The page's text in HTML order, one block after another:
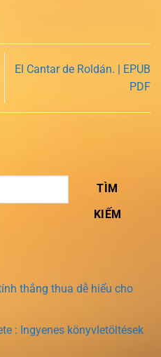
El Cantar de Roldán. | EPUB
PDF
TÌM
KIẾM
thắng thua dễ hiểu cho
: Ingyenes könyvletöltések